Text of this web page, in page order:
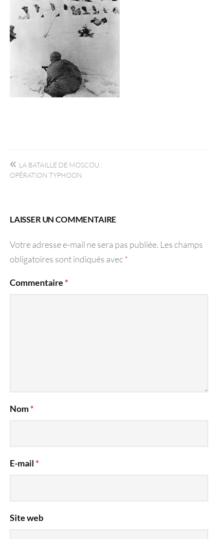
Navigation
deLA BATAILLE DE MOSCOU :
OPÉRATION TYPHOON
LAISSER UN COMMENTAIRE
Votre adresse e-mail ne sera pas publiée. Les champs
obligatoires sont indiqués avec*
Commentaire *
Nom*
E-mail *
Site web